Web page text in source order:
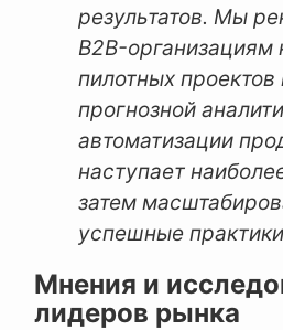
результатов. Мы
B2B-организациям
пилотных
прогнозной
автоматизации
наступает
затем
успешные
Мнения и
лидеров рынка